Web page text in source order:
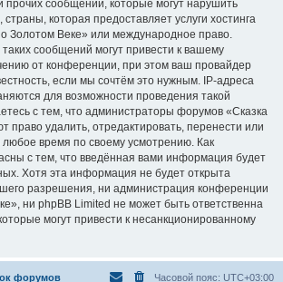
прочих сообщений, которые могут нарушить
которая предоставляет услуги хостинга
Золотом Веке» или международное право.
сообщений могут привести к вашему
от конференции, при этом ваш провайдер
если мы сочтём это нужным. IP-адреса
для возможности проведения такой
с тем, что администраторы форумов «Сказка
право удалить, отредактировать, перенести или
время по своему усмотрению. Как
с тем, что введённая вами информация будет
Хотя эта информация не будет открыта
разрешения, ни администрация конференции
ни phpBB Limited не может быть ответственна
могут привести к несанкционированному
форумов Часовой пояс: UTC+03:00